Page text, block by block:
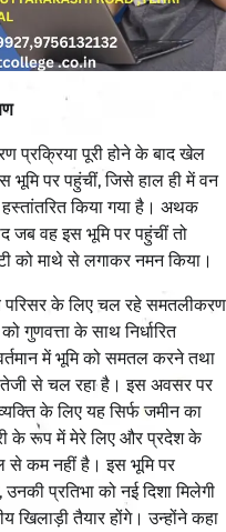
प्रक्रिया पूरी होने के बाद खेल
भूमि पर पहुंचीं, जिसे हाल ही में वन
किया गया है। अथक
जब वह इस भूमि पर पहुंचीं तो
को माथे से लगाकर नमन किया।
परिसर के लिए चल रहे समतलीकरण
गुणवत्ता के साथ निर्धारित
में भूमि को समतल करने तथा
तेजी से चल रहा है। इस अवसर पर
के लिए यह सिर्फ जमीन का
के रूप में मेरे लिए और प्रदेश के
से कम नहीं है। इस भूमि पर
प्रतिभा को नई दिशा मिलेगी
खिलाड़ी तैयार होंगे। उन्होंने कहा